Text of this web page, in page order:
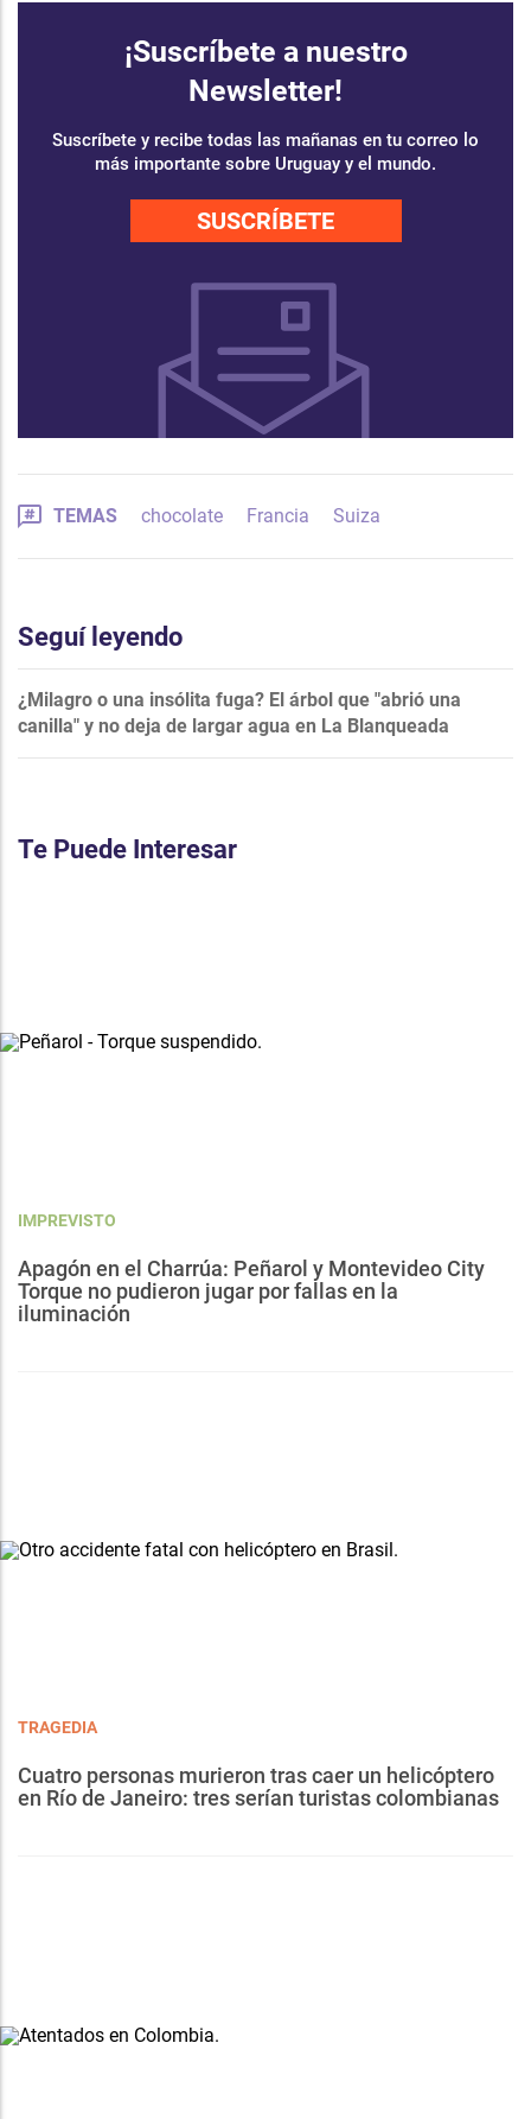
¡Suscríbete a nuestro
Newsletter!
Suscríbete y recibe todas las mañanas en tu correo lo
más importante sobre Uruguay y el mundo.
SUSCRÍBETE
TEMAS chocolate Francia Suiza
Seguí leyendo
¿Milagro o una insólita fuga? El árbol que "abrió una
canilla" y no deja de largar agua en La Blanqueada
Te Puede Interesar
IMPREVISTO
Apagón en el Charrúa: Peñarol y Montevideo City
Torque no pudieron jugar por fallas en la
iluminación
TRAGEDIA
Cuatro personas murieron tras caer un helicóptero
en Río de Janeiro: tres serían turistas colombianas